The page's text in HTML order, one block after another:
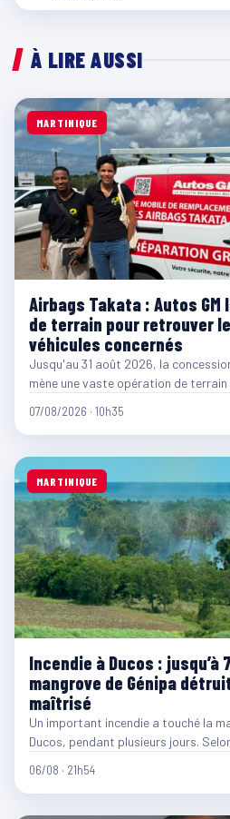
À LIRE AUSSI
MARTINIQUE
Airbags Takata : Autos
de terrain pour retrouver
véhicules concernés
Jusqu'au 31 août 2026, la
mène une vaste opération de
07/08/2026 · 10h35
MARTINIQUE
Incendie à Ducos : jusqu’à
mangrove de Génipa
maîtrisé
Un important incendie a touché la
Ducos, pendant plusieurs jours.
06/08 · 21h54